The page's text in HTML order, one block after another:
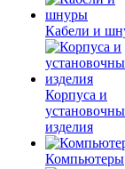
Кабели и
Корпуса и
изделия
Компьютеры